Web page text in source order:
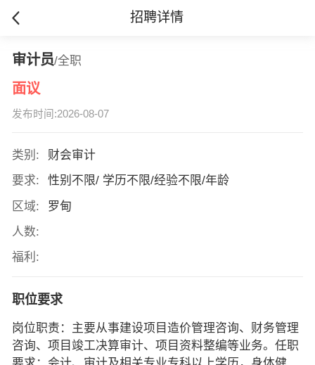
招聘详情
审计员/全职
面议
发布时间:2026-08-07
类别:
财会审计
要求:
性别不限/ 学历不限/经验不限/年龄
区域:
罗甸
人数:
福利:
职位要求
岗位职责：主要从事建设项目造价管理咨询、财务管理
咨询、项目竣工决算审计、项目资料整编等业务。任职